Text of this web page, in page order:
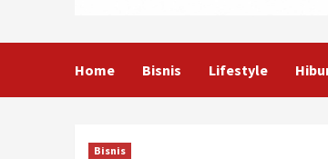
Home Bisnis Lifestyle
Bisnis